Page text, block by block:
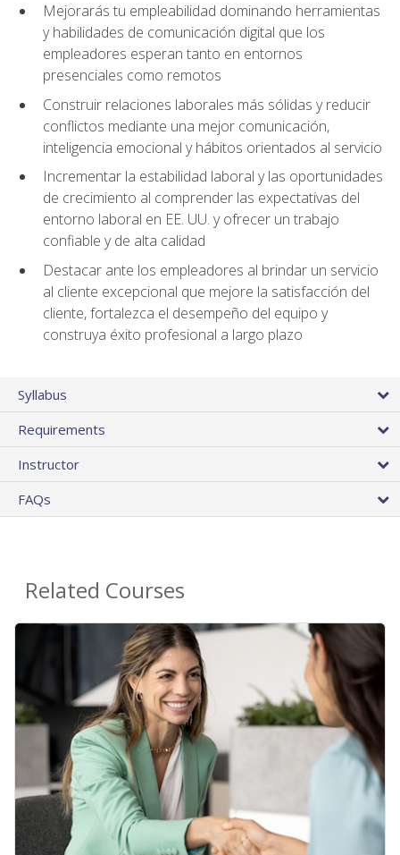
Mejorarás tu empleabilidad dominando herramientas
y habilidades de comunicación digital que los
empleadores esperan tanto en entornos
presenciales como remotos
Construir relaciones laborales más sólidas y reducir
conflictos mediante una mejor comunicación,
inteligencia emocional y hábitos orientados al servicio
Incrementar la estabilidad laboral y las oportunidades
de crecimiento al comprender las expectativas del
entorno laboral en EE. UU. y ofrecer un trabajo
confiable y de alta calidad
Destacar ante los empleadores al brindar un servicio
al cliente excepcional que mejore la satisfacción del
cliente, fortalezca el desempeño del equipo y
construya éxito profesional a largo plazo
Syllabus
Requirements
Instructor
FAQs
Related Courses